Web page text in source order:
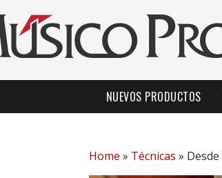
NUEVOS PRODUCTOS
Home » Técnicas »